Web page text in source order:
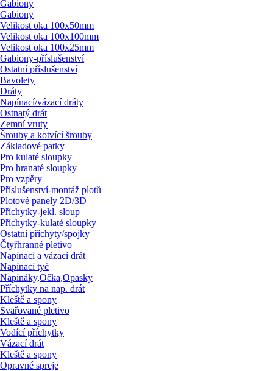
Gabiony
Gabiony
Velikost oka 100x50mm
Velikost oka 100x100mm
Velikost oka 100x25mm
Gabiony-příslušenství
Ostatní příslušenství
Bavolety
Dráty
Napínací/vázací dráty
Ostnatý drát
Zemní vruty
Šrouby a kotvící šrouby
Základové patky
Pro kulaté sloupky
Pro hranaté sloupky
Pro vzpěry
Příslušenství-montáž plotů
Plotové panely 2D/3D
Příchytky-jekl. sloup
Příchytky-kulaté sloupky
Ostatní příchyty/spojky
Čtyřhranné pletivo
Napínací a vázací drát
Napínací tyč
Napínáky,Očka,Opasky
Příchytky na nap. drát
Kleště a spony
Svařované pletivo
Kleště a spony
Vodící příchytky
Vázací drát
Kleště a spony
Opravné spreje